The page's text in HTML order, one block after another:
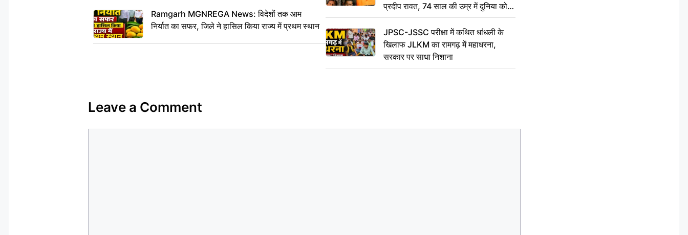
Ramgarh MGNREGA News: विदेशों तक आम
निर्यात का सफर, जिले ने हासिल किया राज्य में प्रथम स्थान
प्रदीप रावत, 74 साल की उम्र में दुनिया को
कहा अलविदा
JPSC-JSSC परीक्षा में कथित धांधली के
खिलाफ JLKM का रामगढ़ में महाधरना,
सरकार पर साधा निशाना
Leave a Comment